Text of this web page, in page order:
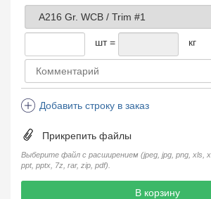
Затвор дисковый
Фильтр сетчатый
Strainer
1138
Конденсатоотводчик
Steam Trap
4
Компенсатор
Пламегаситель
Flame Arrester
73
Заказать в 1 клик
шт = кг
Добавить строку в заказ
Прикрепить файлы
Выберите файл с расширением (jpeg, jpg, png, xls,
ppt, pptx, 7z, rar, zip, pdf).
В корзину